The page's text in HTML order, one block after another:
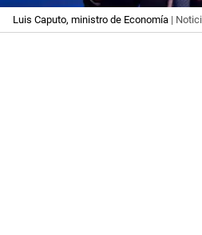
Luis Caputo, ministro de Economía |